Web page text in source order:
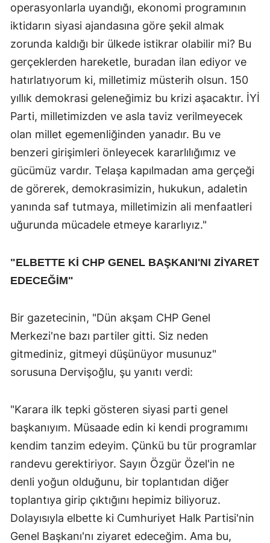
operasyonlarla uyandığı, ekonomi programının
iktidarın siyasi ajandasına göre şekil almak
zorunda kaldığı bir ülkede istikrar olabilir mi? Bu
gerçeklerden hareketle, buradan ilan ediyor ve
hatırlatıyorum ki, milletimiz müsterih olsun. 150
yıllık demokrasi geleneğimiz bu krizi aşacaktır. İYİ
Parti, milletimizden ve asla taviz verilmeyecek
olan millet egemenliğinden yanadır. Bu ve
benzeri girişimleri önleyecek kararlılığımız ve
gücümüz vardır. Telaşa kapılmadan ama gerçeği
de görerek, demokrasimizin, hukukun, adaletin
yanında saf tutmaya, milletimizin ali menfaatleri
uğurunda mücadele etmeye kararlıyız."
"ELBETTE Kİ CHP GENEL BAŞKANI'NI ZİYARET
EDECEĞİM"
Bir gazetecinin, "Dün akşam CHP Genel
Merkezi'ne bazı partiler gitti. Siz neden
gitmediniz, gitmeyi düşünüyor musunuz"
sorusuna Dervişoğlu, şu yanıtı verdi:
"Karara ilk tepki gösteren siyasi parti genel
başkanıyım. Müsaade edin ki kendi programımı
kendim tanzim edeyim. Çünkü bu tür programlar
randevu gerektiriyor. Sayın Özgür Özel'in ne
denli yoğun olduğunu, bir toplantıdan diğer
toplantıya girip çıktığını hepimiz biliyoruz.
Dolayısıyla elbette ki Cumhuriyet Halk Partisi'nin
Genel Başkanı'nı ziyaret edeceğim. Ama bu,